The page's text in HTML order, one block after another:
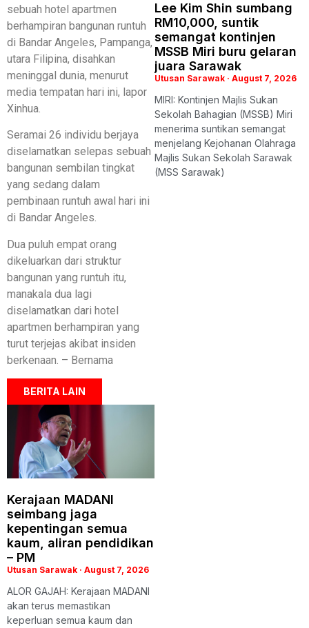
sebuah hotel apartmen
berhampiran bangunan runtuh
di Bandar Angeles, Pampanga,
utara Filipina, disahkan
meninggal dunia, menurut
media tempatan hari ini, lapor
Xinhua.
Seramai 26 individu berjaya
diselamatkan selepas sebuah
bangunan sembilan tingkat
yang sedang dalam
pembinaan runtuh awal hari ini
di Bandar Angeles.
Dua puluh empat orang
dikeluarkan dari struktur
bangunan yang runtuh itu,
manakala dua lagi
diselamatkan dari hotel
apartmen berhampiran yang
turut terjejas akibat insiden
berkenaan. – Bernama
BERITA LAIN
Kerajaan MADANI
seimbang jaga
kepentingan semua
kaum, aliran pendidikan
– PM
Utusan Sarawak August 7, 2026
ALOR GAJAH: Kerajaan MADANI
akan terus memastikan
keperluan semua kaum dan
Lee Kim Shin sumbang
RM10,000, suntik
semangat kontinjen
MSSB Miri buru gelaran
juara Sarawak
Utusan Sarawak August 7, 2026
MIRI: Kontinjen Majlis Sukan
Sekolah Bahagian (MSSB) Miri
menerima suntikan semangat
menjelang Kejohanan Olahraga
Majlis Sukan Sekolah Sarawak
(MSS Sarawak)